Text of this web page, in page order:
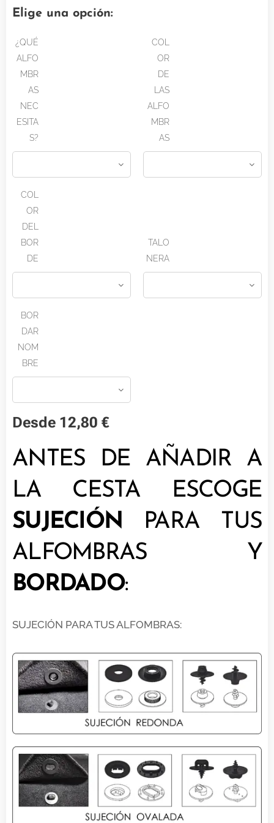
Elige una opción:
¿QUÉ
ALFO
MBR
AS
NEC
ESITA
S?
COL
OR
DE
LAS
ALFO
MBR
AS
COL
OR
DEL
BOR
DE
TALO
NERA
BOR
DAR
NOM
BRE
Desde 12,80 €
ANTES DE AÑADIR A
LA CESTA ESCOGE
SUJECIÓN PARA TUS
ALFOMBRAS Y
BORDADO:
SUJECIÓN PARA TUS ALFOMBRAS: